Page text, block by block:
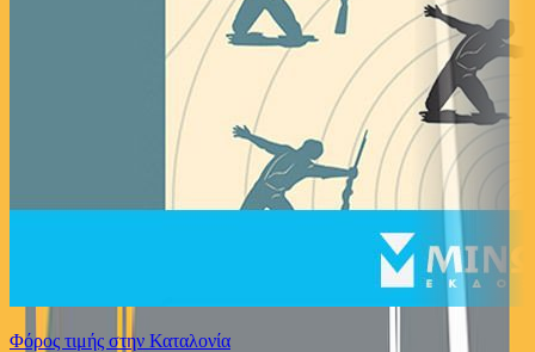
Φόρος τιμής στην Καταλονία